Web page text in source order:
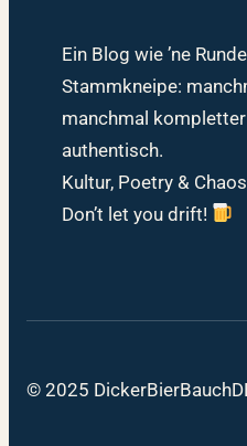
Ein Blog wie ’ne
Stammkneipe:
manchmal
authentisch.
Kultur, Poetry &
Don’t let you drift!
© 2025